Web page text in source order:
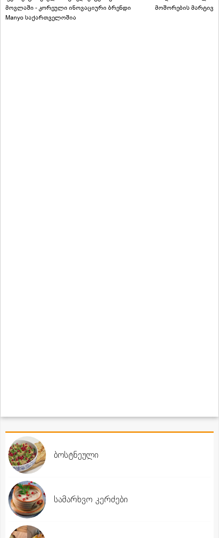
მოვლაში - კორეული ინოვაციური ბრენდი
Manyo საქართველოშია
მოშორების
ბოსტნეული
სამარხვო კერძები